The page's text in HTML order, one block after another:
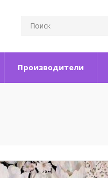
Производители